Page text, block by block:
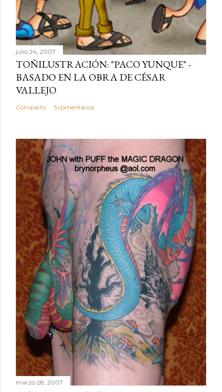
julio 24, 2007
TOÑILUSTRACIÓN: "PACO YUNQUE" -
BASADO EN LA OBRA DE CÉSAR
VALLEJO
Compartir 5 comentarios
marzo 28, 2007